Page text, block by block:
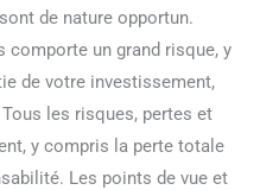
de nature opportun.
comporte un grand risque, y
de votre investissement,
les risques, pertes et
y compris la perte totale
Les points de vue et